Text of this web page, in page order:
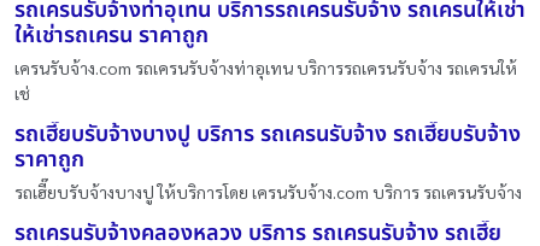
รถเครนรับจ้างท่าอุเทน บริการรถเครนรับจ้าง รถเครนให้เช่า
ให้เช่ารถเครน ราคาถูก
เครนรับจ้าง.com รถเครนรับจ้างท่าอุเทน บริการรถเครนรับจ้าง รถเครนให้
เช่
รถเฮี๊ยบรับจ้างบางปู บริการ รถเครนรับจ้าง รถเฮี๊ยบรับจ้าง
ราคาถูก
รถเฮี๊ยบรับจ้างบางปู ให้บริการโดย เครนรับจ้าง.com บริการ รถเครนรับจ้าง
รถเครนรับจ้างคลองหลวง บริการ รถเครนรับจ้าง รถเฮี๊ย